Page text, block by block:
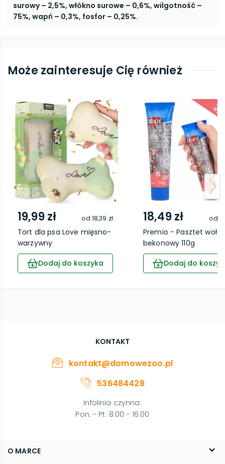
surowy – 2,5%, włókno surowe – 0,6%, wilgotność –
75%, wapń – 0,3%, fosfor – 0,25%.
Może zainteresuje Cię również
19,99 zł od 18,39 zł
Tort dla psa Love mięsno-
warzywny
Dodaj do koszyka
18,49 zł od
Premio - Pasztet
bekonowy 110g
Dodaj do
O MARCE
KONTAKT
kontakt@domowezoo.pl
536484428
Infolinia czynna:
Pon. - Pt. 8:00 - 16:00